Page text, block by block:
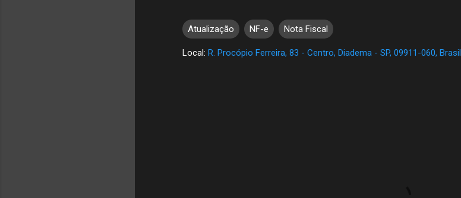
Atualização NF-e Nota Fiscal
Local: R. Procópio Ferreira, 83 - Centro, Diadema - SP, 09911-060, Brasil